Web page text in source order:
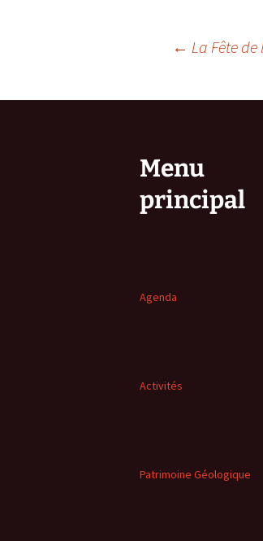
des
← La Fête de
Menu
principal
Agenda
Activités
Patrimoine Géologique